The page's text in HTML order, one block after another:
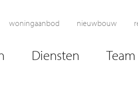
woningaanbod nieuwbouw
Diensten Team